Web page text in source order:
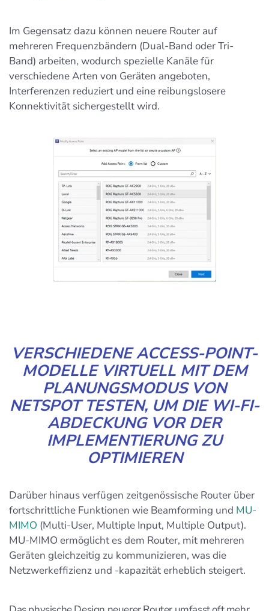
Im Gegensatz dazu können neuere Router auf
mehreren Frequenzbändern (Dual-Band oder Tri-
Band) arbeiten, wodurch spezielle Kanäle für
verschiedene Arten von Geräten angeboten,
Interferenzen reduziert und eine reibungslosere
Konnektivität sichergestellt wird.
VERSCHIEDENE ACCESS-POINT-
MODELLE VIRTUELL MIT DEM
PLANUNGSMODUS VON
NETSPOT TESTEN, UM DIE WI-FI-
ABDECKUNG VOR DER
IMPLEMENTIERUNG ZU
OPTIMIEREN
Darüber hinaus verfügen zeitgenössische Router über
fortschrittliche Funktionen wie Beamforming und MU-
MIMO (Multi-User, Multiple Input, Multiple Output).
MU-MIMO ermöglicht es dem Router, mit mehreren
Geräten gleichzeitig zu kommunizieren, was die
Netzwerkeffizienz und -kapazität erheblich steigert.